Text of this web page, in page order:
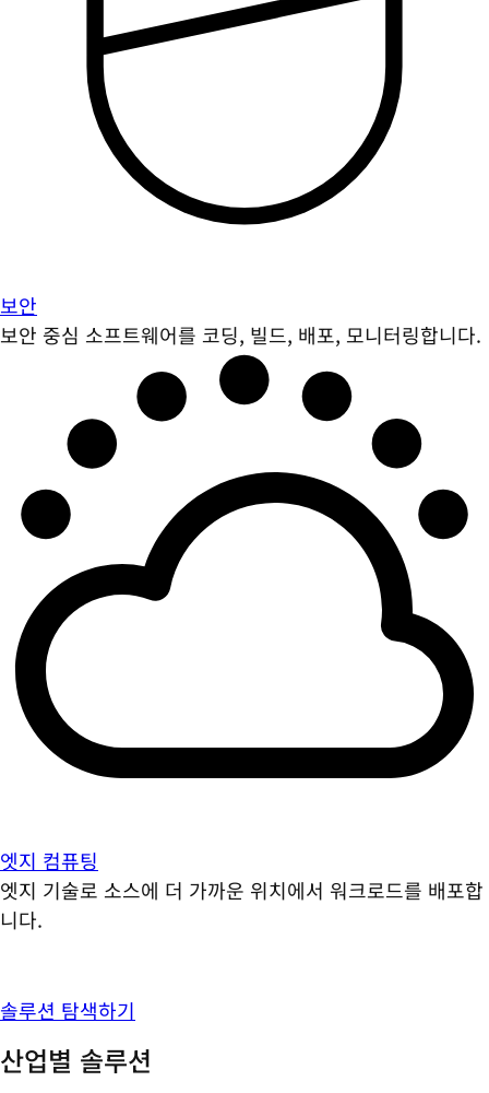
보안
보안 중심 소프트웨어를 코딩, 빌드, 배포, 모니터링합니다.
엣지 컴퓨팅
엣지 기술로 소스에 더 가까운 위치에서 워크로드를 배포합
니다.
솔루션 탐색하기
산업별 솔루션